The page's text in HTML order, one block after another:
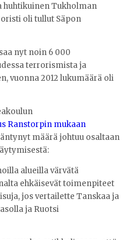
huhtikuinen Tukholman
oli tullut Säpon
nyt noin 6 000
terrorismista ja
vuonna 2012 lukumäärä oli
Ranstorpin mukaan
määrä johtuu osaltaan
alueilla värvätä
ehkäisevät toimenpiteet
jos vertailette Tanskaa ja
ja Ruotsi